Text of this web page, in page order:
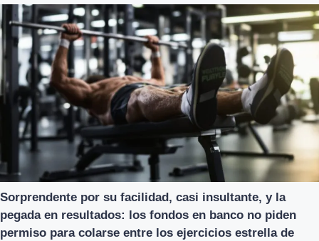
Sorprendente por su facilidad, casi insultante, y la
pegada en resultados: los fondos en banco no piden
permiso para colarse entre los ejercicios estrella de